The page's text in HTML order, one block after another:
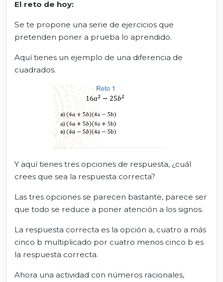
El reto de hoy:
Se te propone una serie de ejercicios que
pretenden poner a prueba lo aprendido.
Aquí tienes un ejemplo de una diferencia de
cuadrados.
Y aquí tienes tres opciones de respuesta, ¿cuál
crees que sea la respuesta correcta?
Las tres opciones se parecen bastante, parece ser
que todo se reduce a poner atención a los signos.
La respuesta correcta es la opción a, cuatro a más
cinco b multiplicado por cuatro menos cinco b es
la respuesta correcta.
Ahora una actividad con números racionales,